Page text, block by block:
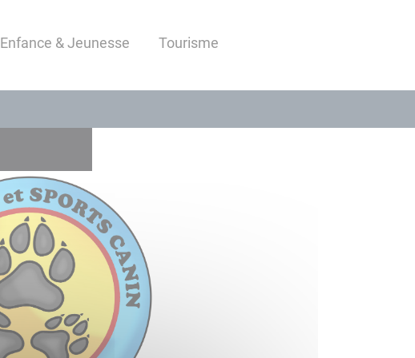
Enfance & Jeunesse Tourisme